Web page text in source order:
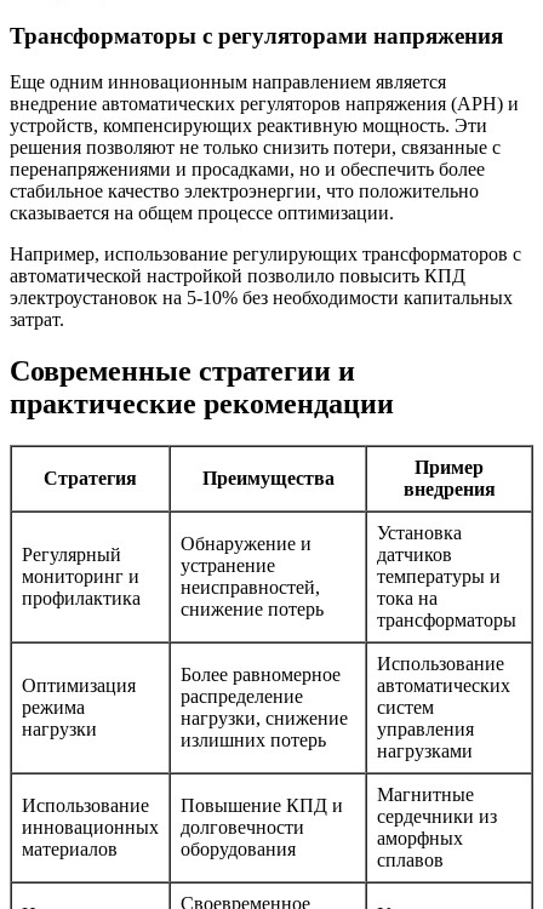
Трансформаторы с регуляторами напряжения
Еще одним инновационным направлением является
внедрение автоматических регуляторов напряжения (АРН) и
устройств, компенсирующих реактивную мощность. Эти
решения позволяют не только снизить потери, связанные с
перенапряжениями и просадками, но и обеспечить более
стабильное качество электроэнергии, что положительно
сказывается на общем процессе оптимизации.
Например, использование регулирующих трансформаторов с
автоматической настройкой позволило повысить КПД
электроустановок на 5-10% без необходимости капитальных
затрат.
Современные стратегии и
практические рекомендации
Стратегия Преимущества
Пример
внедрения
Регулярный
мониторинг и
профилактика
Обнаружение и
устранение
неисправностей,
снижение потерь
Установка
датчиков
температуры и
тока на
трансформаторы
Оптимизация
режима
нагрузки
Более равномерное
распределение
нагрузки, снижение
излишних потерь
Использование
автоматических
систем
управления
нагрузками
Использование
инновационных
материалов
Повышение КПД и
долговечности
оборудования
Магнитные
сердечники из
аморфных
сплавов
Своевременное